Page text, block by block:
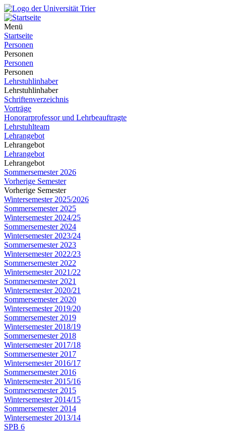
Menü
Startseite
Personen
Personen
Personen
Personen
Lehrstuhlinhaber
Lehrstuhlinhaber
Schriftenverzeichnis
Vorträge
Honorarprofessor und Lehrbeauftragte
Lehrstuhlteam
Lehrangebot
Lehrangebot
Lehrangebot
Lehrangebot
Sommersemester 2026
Vorherige Semester
Vorherige Semester
Wintersemester 2025/2026
Sommersemester 2025
Wintersemester 2024/25
Sommersemester 2024
Wintersemester 2023/24
Sommersemester 2023
Wintersemester 2022/23
Sommersemester 2022
Wintersemester 2021/22
Sommersemester 2021
Wintersemester 2020/21
Sommersemester 2020
Wintersemester 2019/20
Sommersemester 2019
Wintersemester 2018/19
Sommersemester 2018
Wintersemester 2017/18
Sommersemester 2017
Wintersemester 2016/17
Sommersemester 2016
Wintersemester 2015/16
Sommersemester 2015
Wintersemester 2014/15
Sommersemester 2014
Wintersemester 2013/14
SPB 6